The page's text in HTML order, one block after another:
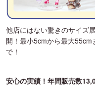
他店にはない驚きのサイズ展
開！最小5cmから最大55cm
で！
安心の実績！年間販売数